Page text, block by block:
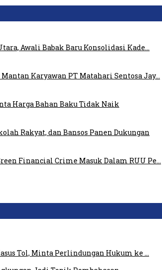
Awali Babak Baru Konsolidasi Kade…
Karyawan PT Matahari Sentosa Jay…
Harga Bahan Baku Tidak Naik
Rakyat, dan Bansos Panen Dukungan
Financial Crime Masuk Dalam RUU Pe…
Tol, Minta Perlindungan Hukum ke …